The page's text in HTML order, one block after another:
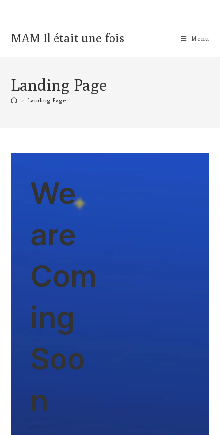
MAM Il était une fois Menu
Landing Page
> Landing Page
We
are
Com
ing
Soo
n